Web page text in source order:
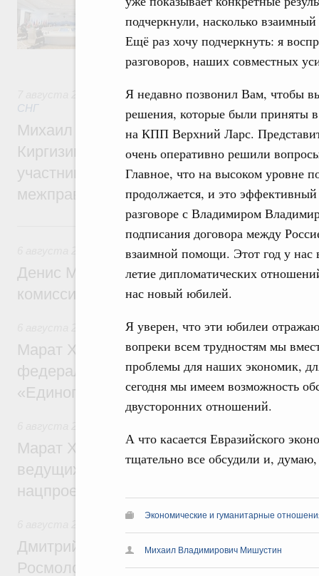
подчеркнули, насколько
Ещё раз хочу подчеркнуть: я
разговоров, наших совместных
Я недавно позвонил Вам, чтобы
решения, которые были приняты
на КПП Верхний Ларс.
очень оперативно решили
Главное, что на высоком уровне
продолжается, и это
разговоре с Владимиром
подписания договора между
взаимной помощи. Этот год у
летие дипломатических
нас новый юбилей.
Я уверен, что эти юбилеи
вопреки всем трудностям мы
проблемы для наших экономик,
сегодня мы имеем возможность
двусторонних отношений.
А что касается Евразийского
тщательно все обсудили и,
Экономические и гуманитарные
Михаил Владимирович Мишустин
числе совершенствование кооперации в
регулирования и администрирования,
железнодорожных перевозок,
рынка.
Евразийский экономический союз.
СНГ
Михаил Мишустин принял участие во
Киргизии Садыра Жапарова с главами
участников заседания Евразийского
межправительственного совета
6 августа, четверг
Общие вопросы промышленной политики
Денис Мантуров провёл заседание
комиссии по промышленности
Регулирование в сфере строительства
Марат Хуснуллин: Более 130
федерального значения построено под
«Единого заказчика»
Марат Хуснуллин: Порядка 200
ведущих к спортивным объектам,
нацпроекту «Инфраструктура для
Дмитрий Чернышенко, Сергей Кравцов и
Росмолодёжи Григорий Гуров